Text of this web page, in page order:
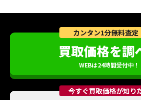
カンタン1分無料査定
買取価格を調
WEBは24時間受付中！
今すぐ買取価格が知り